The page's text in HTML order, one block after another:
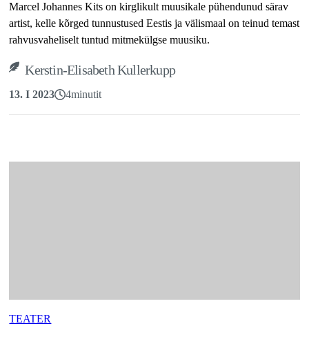
Marcel Johannes Kits on kirglikult muusikale pühendunud särav
artist, kelle kõrged tunnustused Eestis ja välismaal on teinud temast
rahvusvaheliselt tuntud mitmekülgse muusiku.
Kerstin-Elisabeth Kullerkupp
13. I 2023 4minutit
TEATER